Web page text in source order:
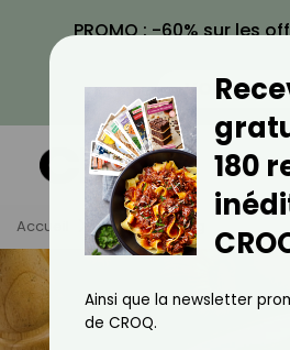
PROMO : -60% sur les
VOIR LA
Accueil Tag Hareng
180
Ainsi que la newsletter
de CROQ.